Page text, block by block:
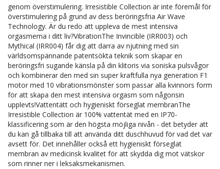
genom överstimulering. Irresistible Collection är inte föremål för
överstimulering på grund av dess beröringsfria Air Wave
Technology. Är du redo att uppleva de mest intensiva
orgasmerna i ditt liv?VibrationThe Invincible (IRR003) och
Mythical (IRR004) får dig att darra av njutning med sin
världsomspännande patentsökta teknik som skapar en
beröringsfri sugande känsla på din klitoris via soniska pulsvågor
och kombinerar den med sin super kraftfulla nya generation F1
motor med 10 vibrationsmönster som passar alla kvinnors form
för att skapa den mest intensiva orgasm som någonsin
upplevts!Vattentätt och hygieniskt förseglat membranThe
Irresistible Collection är 100% vattentät med en IP70-
klassificering som är den högsta möjliga nivån - det betyder att
du kan gå tillbaka till att använda ditt duschhuvud för vad det var
avsett för. Det innehåller också ett hygieniskt förseglat
membran av medicinsk kvalitet för att skydda dig mot vätskor
som rinner ner i leksaksmekanismen.